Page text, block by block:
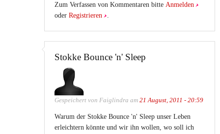
Zum Verfassen von Kommentaren bitte Anmelden
oder Registrieren
Stokke Bounce 'n' Sleep
Gespeichert von Faiglindra am 21 August, 2011 - 20:59
Warum der Stokke Bounce 'n' Sleep unser Leben
erleichtern könnte und wir ihn wollen, wo soll ich